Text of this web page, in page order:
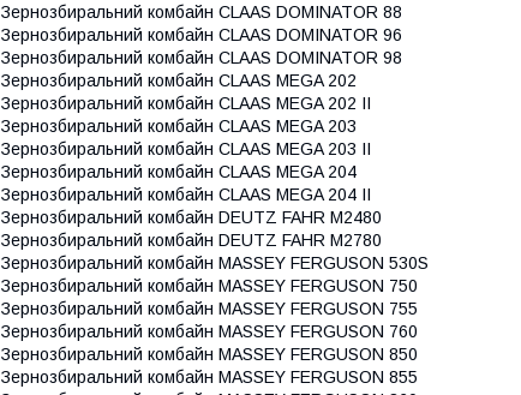
Зернозбиральний комбайн CLAAS DOMINATOR 88
Зернозбиральний комбайн CLAAS DOMINATOR 96
Зернозбиральний комбайн CLAAS DOMINATOR 98
Зернозбиральний комбайн CLAAS MEGA 202
Зернозбиральний комбайн CLAAS MEGA 202 II
Зернозбиральний комбайн CLAAS MEGA 203
Зернозбиральний комбайн CLAAS MEGA 203 II
Зернозбиральний комбайн CLAAS MEGA 204
Зернозбиральний комбайн CLAAS MEGA 204 II
Зернозбиральний комбайн DEUTZ FAHR M2480
Зернозбиральний комбайн DEUTZ FAHR M2780
Зернозбиральний комбайн MASSEY FERGUSON 530S
Зернозбиральний комбайн MASSEY FERGUSON 750
Зернозбиральний комбайн MASSEY FERGUSON 755
Зернозбиральний комбайн MASSEY FERGUSON 760
Зернозбиральний комбайн MASSEY FERGUSON 850
Зернозбиральний комбайн MASSEY FERGUSON 855